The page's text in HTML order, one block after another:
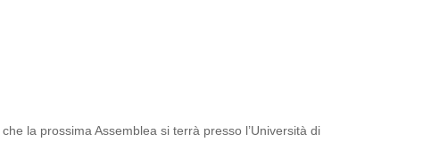
la prossima Assemblea si terrà presso l’Università di